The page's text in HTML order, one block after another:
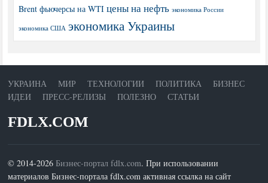
Brent фьючерсы на WTI цены на нефть экономика России
экономика США экономика Украины
УКРАИНА МИР ТЕХНОЛОГИИ ПОЛИТИКА
БИЗНЕС
ИДЕИ
ПРЕСС-РЕЛИЗЫ ПОЛЕЗНО СТАТЬИ
FDLX.COM
© 2014-2026Бизнес-портал fdlx.com. При использовании
материалов Бизнес-портала fdlx.com активная ссылка на сайт